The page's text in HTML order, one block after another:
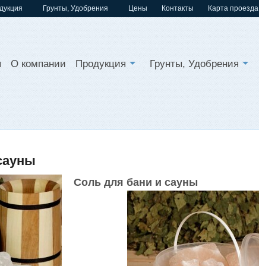
Грунты, Удобрения Цены Контакты Карта проезда
О компании Продукция Грунты, Удобрения
Соль для бани и сауны